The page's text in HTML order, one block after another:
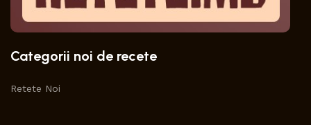
Categorii noi de recete
Retete Noi